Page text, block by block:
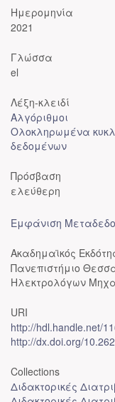
Ημερομηνία
2021
Γλώσσα
el
Λέξη-κλειδί
Αλγόριθμοι
Ολοκληρωμένα
δεδομένων
Πρόσβαση
ελεύθερη
Εμφάνιση
Ακαδημαϊκός
Πανεπιστήμιο
Ηλεκτρολόγων
URI
http://hdl.handle.net/
http://dx.doi.org/
Collections
Διδακτορικές